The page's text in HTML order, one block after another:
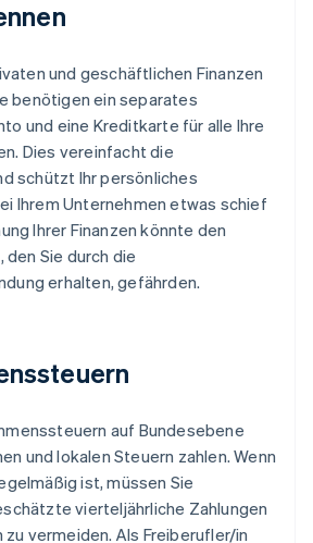
und geschäftlichen Finanzen
benötigen ein separates
und eine Kreditkarte für alle Ihre
Dies vereinfacht die
schützt Ihr persönliches
Ihrem Unternehmen etwas schief
Ihrer Finanzen könnte den
Sie durch die
erhalten, gefährden.
auf Bundesebene
und lokalen Steuern zahlen. Wenn
ist, müssen Sie
vierteljährliche Zahlungen
vermeiden. Als Freiberufler/in